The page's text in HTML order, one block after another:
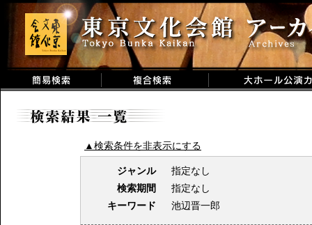
▲検索条件を非表示にする
ジャンル
指定なし
検索期間
指定なし
キーワード
池辺晋一郎